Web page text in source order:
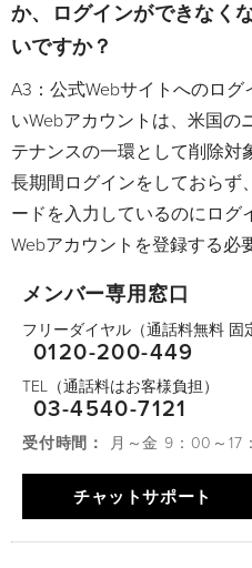
か、ログインができなく
いですか？
A3：公式Webサイトへのロ
いWebアカウントは、米国の
テナンスの一環として削除対
長期間ログインをしておらず
ードを入力しているのにログ
Webアカウントを登録する必
メンバー専用窓口
フリーダイヤル（通話料無料 固
0120-200-449
TEL（通話料はお客様負担）
03-4540-7121
受付時間： 月～金 9：00～17
チャットサポート